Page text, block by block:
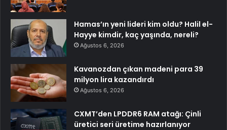
Hamas’ın yeni lideri kim oldu? Halil el-
Hayye kimdir, kaç yaşında, nereli?
Ağustos 6, 2026
Kavanozdan çıkan madeni para 39
milyon lira kazandırdı
Ağustos 6, 2026
CXMT’den LPDDR6 RAM atağı: Çinli
üretici seri üretime hazırlanıyor